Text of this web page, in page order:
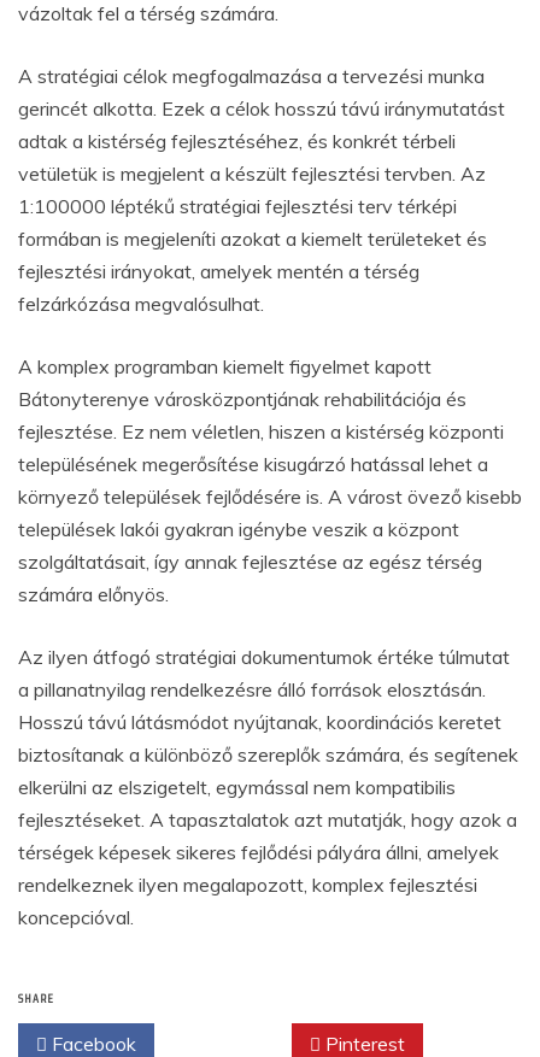
vázoltak fel a térség számára.
A stratégiai célok megfogalmazása a tervezési munka
gerincét alkotta. Ezek a célok hosszú távú iránymutatást
adtak a kistérség fejlesztéséhez, és konkrét térbeli
vetületük is megjelent a készült fejlesztési tervben. Az
1:100000 léptékű stratégiai fejlesztési terv térképi
formában is megjeleníti azokat a kiemelt területeket és
fejlesztési irányokat, amelyek mentén a térség
felzárkózása megvalósulhat.
A komplex programban kiemelt figyelmet kapott
Bátonyterenye városközpontjának rehabilitációja és
fejlesztése. Ez nem véletlen, hiszen a kistérség központi
településének megerősítése kisugárzó hatással lehet a
környező települések fejlődésére is. A várost övező kisebb
települések lakói gyakran igénybe veszik a központ
szolgáltatásait, így annak fejlesztése az egész térség
számára előnyös.
Az ilyen átfogó stratégiai dokumentumok értéke túlmutat
a pillanatnyilag rendelkezésre álló források elosztásán.
Hosszú távú látásmódot nyújtanak, koordinációs keretet
biztosítanak a különböző szereplők számára, és segítenek
elkerülni az elszigetelt, egymással nem kompatibilis
fejlesztéseket. A tapasztalatok azt mutatják, hogy azok a
térségek képesek sikeres fejlődési pályára állni, amelyek
rendelkeznek ilyen megalapozott, komplex fejlesztési
koncepcióval.
SHARE
Facebook Pinterest